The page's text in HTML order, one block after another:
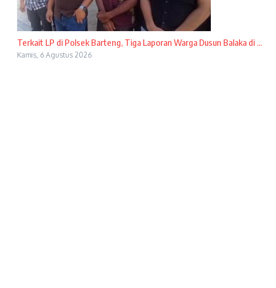
Terkait LP di Polsek Barteng, Tiga Laporan Warga Dusun Balaka di ...
Kamis, 6 Agustus 2026